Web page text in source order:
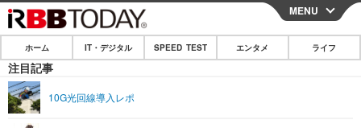
CLOSE
ホーム
IT・デジタル
SPEED TEST
MENU
ホーム IT・デジタル SPEED TEST エンタメ ライフ
注目記事
10G光回線導入レポ